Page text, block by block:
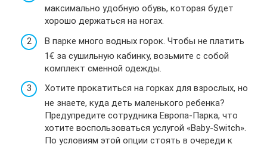
максимально удобную обувь, которая будет
хорошо держаться на ногах.
В парке много водных горок. Чтобы не платить
1€ за сушильную кабинку, возьмите с собой
комплект сменной одежды.
Хотите прокатиться на горках для взрослых, но
не знаете, куда деть маленького ребенка?
Предупредите сотрудника Европа-Парка, что
хотите воспользоваться услугой «Baby-Switch».
По условиям этой опции стоять в очереди к